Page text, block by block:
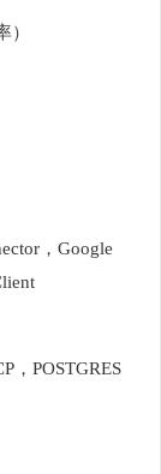
，Google
，POSTGRES